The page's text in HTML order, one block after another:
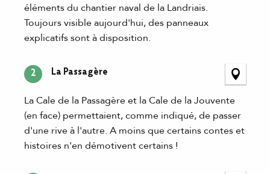
éléments du chantier naval de la Landriais.
Toujours visible aujourd'hui, des panneaux
explicatifs sont à disposition.
2 La Passagère
La Cale de la Passagère et la Cale de la Jouvente
(en face) permettaient, comme indiqué, de passer
d'une rive à l'autre. A moins que certains contes et
histoires n'en démotivent certains !